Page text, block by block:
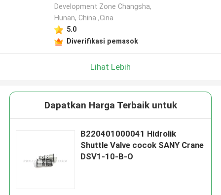
Development Zone Changsha,
Hunan, China ,Cina
5.0
Diverifikasi pemasok
Lihat Lebih
Dapatkan Harga Terbaik untuk
B220401000041 Hidrolik
Shuttle Valve cocok SANY Crane
DSV1-10-B-O